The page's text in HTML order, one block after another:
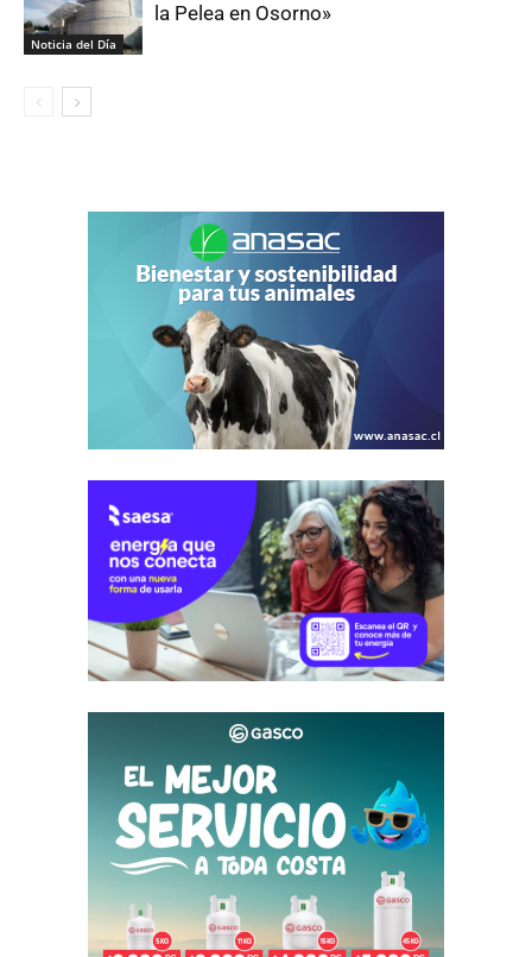
Noticia del Día
la Pelea en Osorno»